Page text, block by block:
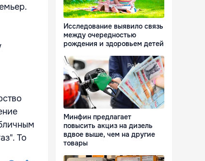
То
Исследование выявило связь
между очередностью
рождения и здоровьем детей
Минфин предлагает
повысить акциз на дизель
вдвое выше, чем на другие
товары